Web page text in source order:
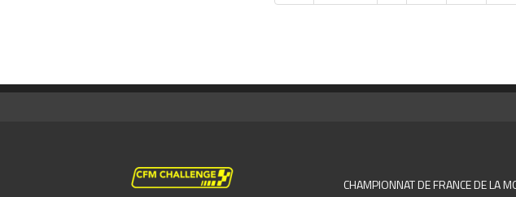
CHAMPIONNAT DE FRANCE DE LA